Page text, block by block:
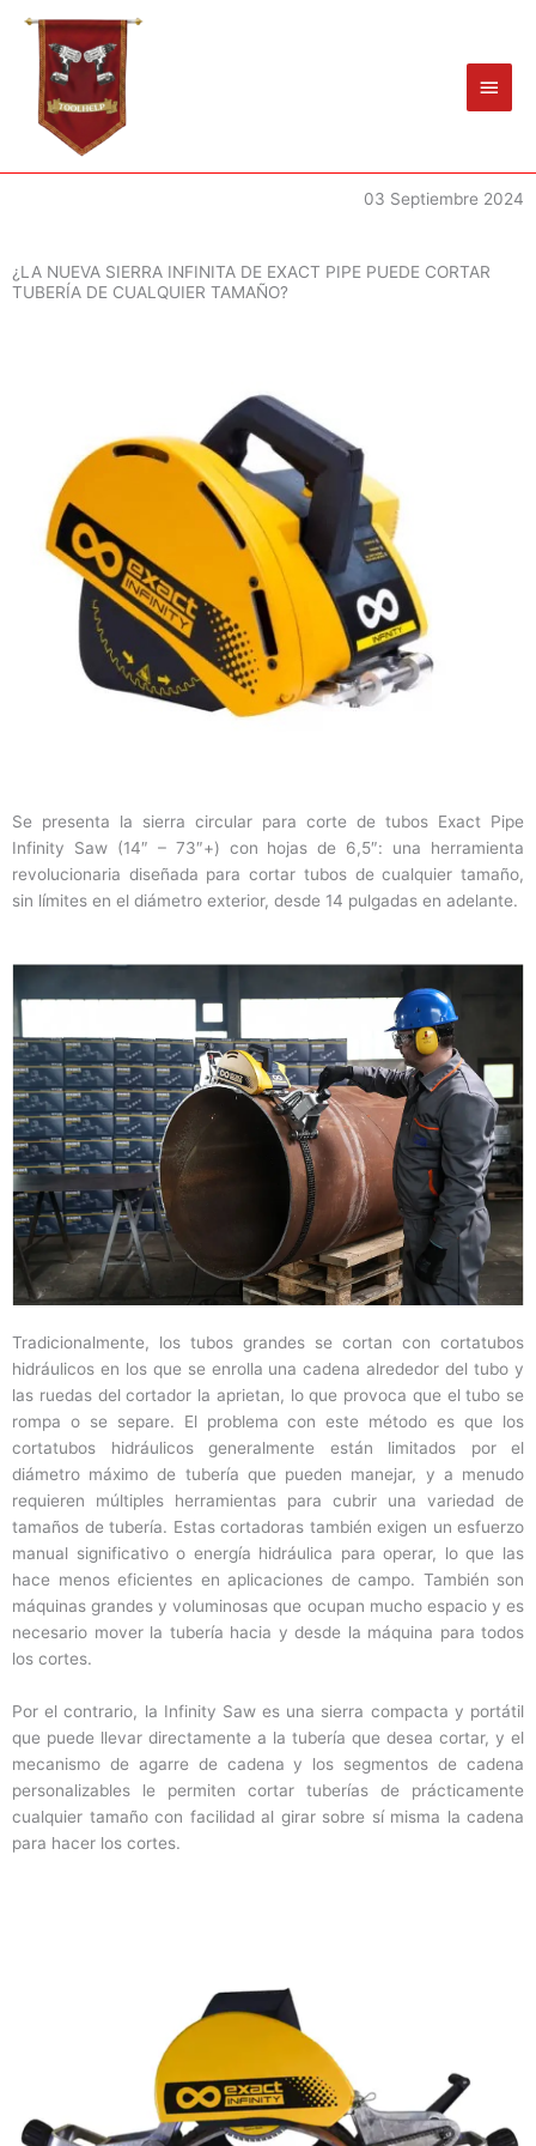
contenido
03 Septiembre 2024
¿LA NUEVA SIERRA INFINITA DE EXACT PIPE PUEDE CORTAR
TUBERÍA DE CUALQUIER TAMAÑO?
Se presenta la sierra circular para corte de tubos Exact Pipe
Infinity Saw (14″ – 73″+) con hojas de 6,5″: una herramienta
revolucionaria diseñada para cortar tubos de cualquier tamaño,
sin límites en el diámetro exterior, desde 14 pulgadas en adelante.
Tradicionalmente, los tubos grandes se cortan con cortatubos
hidráulicos en los que se enrolla una cadena alrededor del tubo y
las ruedas del cortador la aprietan, lo que provoca que el tubo se
rompa o se separe. El problema con este método es que los
cortatubos hidráulicos generalmente están limitados por el
diámetro máximo de tubería que pueden manejar, y a menudo
requieren múltiples herramientas para cubrir una variedad de
tamaños de tubería. Estas cortadoras también exigen un esfuerzo
manual significativo o energía hidráulica para operar, lo que las
hace menos eficientes en aplicaciones de campo. También son
máquinas grandes y voluminosas que ocupan mucho espacio y es
necesario mover la tubería hacia y desde la máquina para todos
los cortes.
Por el contrario, la Infinity Saw es una sierra compacta y portátil
que puede llevar directamente a la tubería que desea cortar, y el
mecanismo de agarre de cadena y los segmentos de cadena
personalizables le permiten cortar tuberías de prácticamente
cualquier tamaño con facilidad al girar sobre sí misma la cadena
para hacer los cortes.